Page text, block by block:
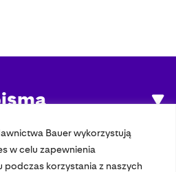
Bauer wykorzystują
w celu zapewnienia
korzystania z naszych